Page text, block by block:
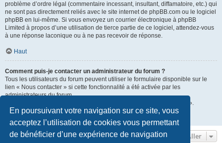
En poursuivant votre navigation sur ce site, vous
acceptez l’utilisation de cookies vous permettant
de bénéficier d’une expérience de navigation
problème d’ordre légal (commentaire incessant, insultant, diffamatoire, etc.) qui
ne sont pas directement reliés avec le site internet de phpBB.com ou le logiciel
phpBB en lui-même. Si vous envoyez un courrier électronique à phpBB
Limited à propos d’une utilisation de tierce partie de ce logiciel, attendez-vous
à une réponse laconique ou à ne pas recevoir de réponse.
Haut
Comment puis-je contacter un administrateur du forum ?
Tous les utilisateurs du forum peuvent utiliser le formulaire disponible sur le
lien « Nous contacter » si cette fonctionnalité a été activée par les
administrateurs du forum.
Les membres du forum peuvent également utiliser le lien « L’équipe ».
Aller